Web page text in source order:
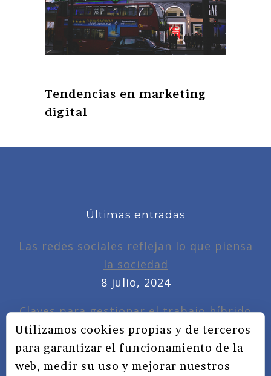
Tendencias en marketing
digital
Últimas entradas
Las redes sociales reflejan lo que piensa
la sociedad
8 julio, 2024
Claves para gestionar el trabajo híbrido
7 noviembre, 2022
Privacidad, redes sociales y educación
Utilizamos cookies propias y de terceros
para garantizar el funcionamiento de la
web, medir su uso y mejorar nuestros